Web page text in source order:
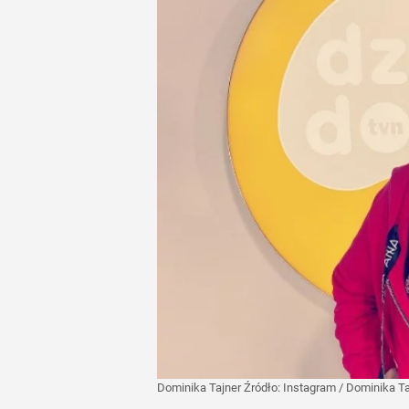
Dominika TajnerŹródło: Instagram / Dominika